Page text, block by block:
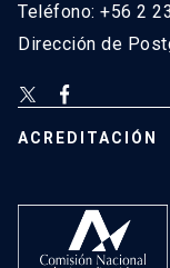
Teléfono: +56 2
Dirección de
ACREDITACIÓN